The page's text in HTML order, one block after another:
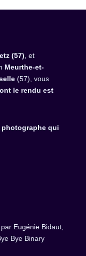
(57) , et
Meurthe-et-
(57), vous
le rendu est
qui
Eugénie Bidaut,
Bye Binary